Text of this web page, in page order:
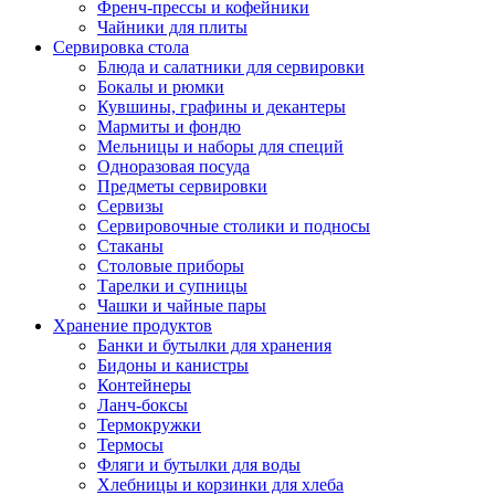
Френч-прессы и кофейники
Чайники для плиты
Сервировка стола
Блюда и салатники для сервировки
Бокалы и рюмки
Кувшины, графины и декантеры
Мармиты и фондю
Мельницы и наборы для специй
Одноразовая посуда
Предметы сервировки
Сервизы
Сервировочные столики и подносы
Стаканы
Столовые приборы
Тарелки и супницы
Чашки и чайные пары
Хранение продуктов
Банки и бутылки для хранения
Бидоны и канистры
Контейнеры
Ланч-боксы
Термокружки
Термосы
Фляги и бутылки для воды
Хлебницы и корзинки для хлеба